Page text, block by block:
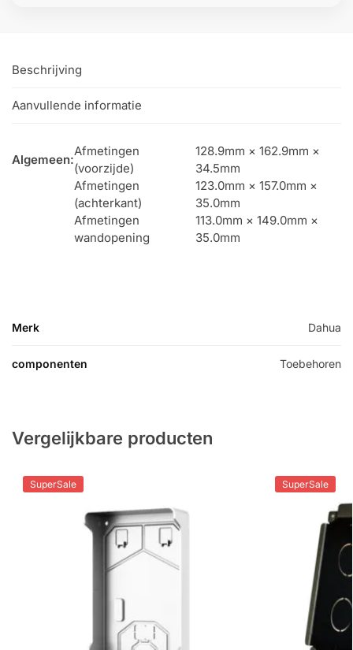
Beschrijving
Aanvullende informatie
Algemeen:
Afmetingen
(voorzijde)
128.9mm × 162.9mm ×
34.5mm
Afmetingen
(achterkant)
123.0mm × 157.0mm ×
35.0mm
Afmetingen
wandopening
113.0mm × 149.0mm ×
35.0mm
Merk Dahua
componenten Toebehoren
Vergelijkbare producten
SuperSale SuperSale